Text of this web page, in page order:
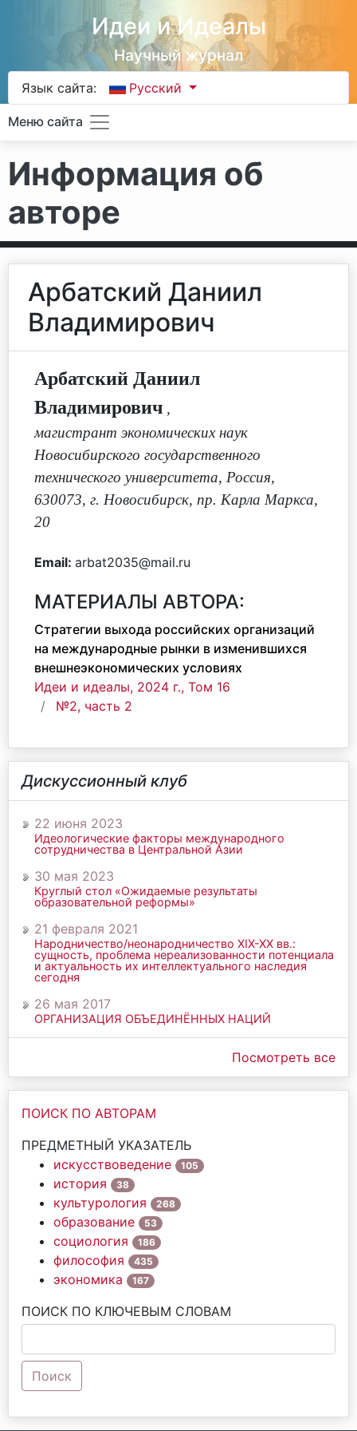
Идеи и Идеалы
Научный журнал
Язык сайта: Русский
Меню сайта
Информация об
авторе
Арбатский Даниил
Владимирович
Арбатский Даниил
Владимирович ,
магистрант экономических наук
Новосибирского государственного
технического университета, Россия,
630073, г. Новосибирск, пр. Карла Маркса,
20
Email: arbat2035@mail.ru
МАТЕРИАЛЫ АВТОРА:
Стратегии выхода российских организаций
на международные рынки в изменившихся
внешнеэкономических условиях
Идеи и идеалы, 2024 г., Том 16
№2, часть 2
Дискуссионный клуб
22 июня 2023
Идеологические факторы международного
сотрудничества в Центральной Азии
30 мая 2023
Круглый стол «Ожидаемые результаты
образовательной реформы»
21 февраля 2021
Народничество/неонародничество ХIХ-ХХ вв.:
сущность, проблема нереализованности потенциала
и актуальность их интеллектуального наследия
сегодня
26 мая 2017
ОРГАНИЗАЦИЯ ОБЪЕДИНЁННЫХ НАЦИЙ
Посмотреть все
ПОИСК ПО АВТОРАМ
ПРЕДМЕТНЫЙ УКАЗАТЕЛЬ
искусствоведение
105
история 38
культурология 268
образование 53
социология 186
философия 435
экономика 167
ПОИСК ПО КЛЮЧЕВЫМ СЛОВАМ
Поиск